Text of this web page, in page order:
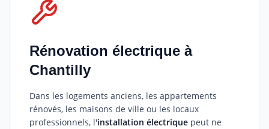
Rénovation électrique à
Chantilly
Dans les logements anciens, les appartements
rénovés, les maisons de ville ou les locaux
professionnels, l'installation électrique peut ne